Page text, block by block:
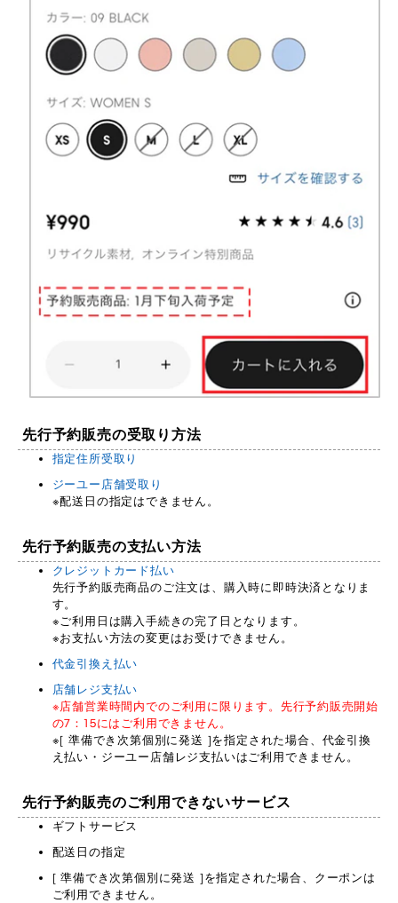
先行予約販売の受取り方法
指定住所受取り
ジーユー店舗受取り
※配送日の指定はできません。
先行予約販売の支払い方法
クレジットカード払い
先行予約販売商品のご注文は、購入時に即時決済となりま
す。
※ご利用日は購入手続きの完了日となります。
※お支払い方法の変更はお受けできません。
代金引換え払い
店舗レジ支払い
※店舗営業時間内でのご利用に限ります。先行予約販売開始
の7：15にはご利用できません。
※[ 準備でき次第個別に発送 ]を指定された場合、代金引換
え払い・ジーユー店舗レジ支払いはご利用できません。
先行予約販売のご利用できないサービス
ギフトサービス
配送日の指定
[ 準備でき次第個別に発送 ]を指定された場合、クーポンは
ご利用できません。